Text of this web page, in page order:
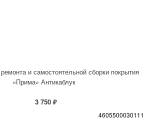
и самостоятельной сборки покрытия
«Прима» Антикаблук
3 750 ₽
4605500030111